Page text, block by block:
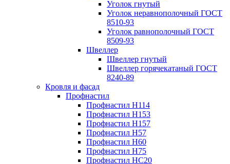
Уголок гнутый
Уголок неравнополочный ГОСТ
8510-93
Уголок равнополочный ГОСТ
8509-93
Швеллер
Швеллер гнутый
Швеллер горячекатаный ГОСТ
8240-89
Кровля и фасад
Профнастил
Профнастил Н114
Профнастил Н153
Профнастил Н157
Профнастил Н57
Профнастил Н60
Профнастил Н75
Профнастил НС20